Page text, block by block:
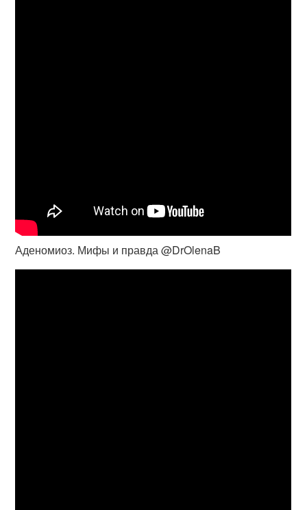
Аденомиоз. Мифы и правда @DrOlenaB